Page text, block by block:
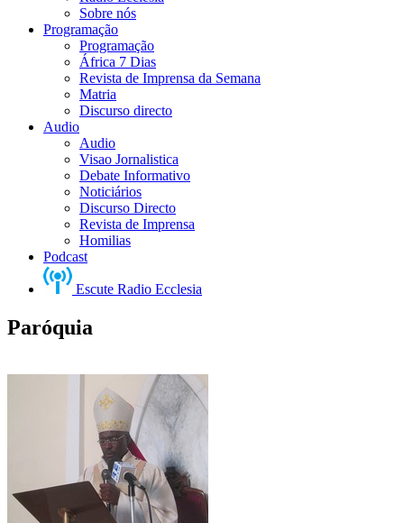
Sobre nós
Programação
Programação
África 7 Dias
Revista de Imprensa da Semana
Matria
Discurso directo
Audio
Audio
Visao Jornalistica
Debate Informativo
Noticiários
Discurso Directo
Revista de Imprensa
Homilias
Podcast
Escute Radio Ecclesia
Paróquia